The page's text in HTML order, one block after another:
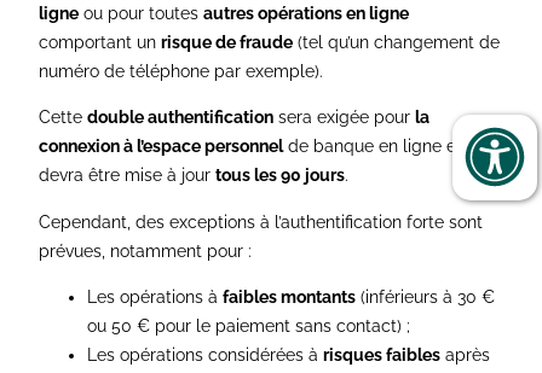
ligne ou pour toutesautres opérations en ligne
comportant unrisque de fraude (tel qu’un changement de
numéro de téléphone par exemple).
Cettedouble authentification sera exigée pourla
connexion à l’espace personnelde banque en ligne et
devra être mise à jourtous les 90 jours.
Cependant, des exceptions à l’authentification forte sont
prévues, notamment pour :
Les opérations àfaibles montants (inférieurs à 30 €
ou 50 € pour le paiement sans contact) ;
Les opérations considérées àrisques faibles après